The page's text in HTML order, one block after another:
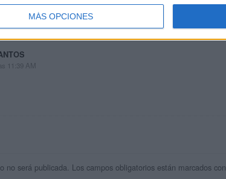
MÁS OPCIONES
11:39 AM
no será publicada. Los campos obligatorios están marcados con